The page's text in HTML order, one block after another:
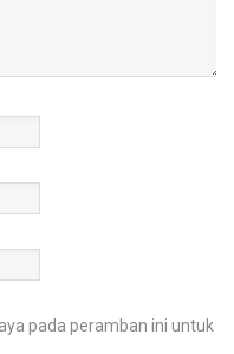
pada peramban ini untuk